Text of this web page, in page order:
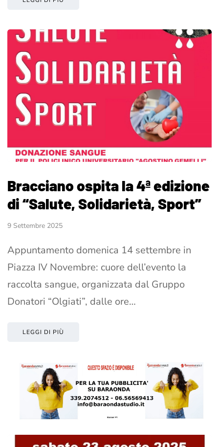
Bracciano ospita la 4ª edizione
di “Salute, Solidarietà, Sport”
9 Settembre 2025
Appuntamento domenica 14 settembre in
Piazza IV Novembre: cuore dell’evento la
raccolta sangue, organizzata dal Gruppo
Donatori “Olgiati”, dalle ore…
LEGGI DI PIÙ